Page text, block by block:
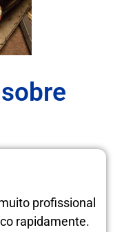
profissional
rapidamente.